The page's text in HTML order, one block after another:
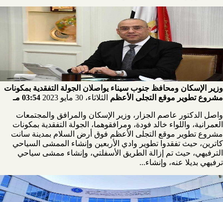
وزير الإسكان ومحافظ جنوب سيناء يواصلان الجولة التفقدية بمكونات
مشروع تطوير موقع التجلى الأعظم الثلاثاء، 30 مايو 2023 03:54 مـ
واصل الدكتور عاصم الجزار، وزير الإسكان والمرافق والمجتمعات
العمرانية، واللواء خالد فودة، ومرافقوهما، الجولة التفقدية بمكونات
مشروع تطوير موقع التجلى الأعظم فوق أرض السلام بمدينة سانت
كاترين، حيث تفقدوا تطوير وادي الأربعين وإنشاء الممشى السياحي
الترفيهي، حيث تم إزالة الطريق الأسفلتي، وإنشاء ممشى سياحي
ترفيهي بديلا عنه، وإنشاء...